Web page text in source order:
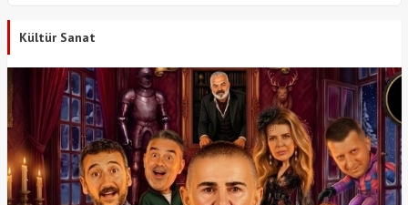
Kültür Sanat